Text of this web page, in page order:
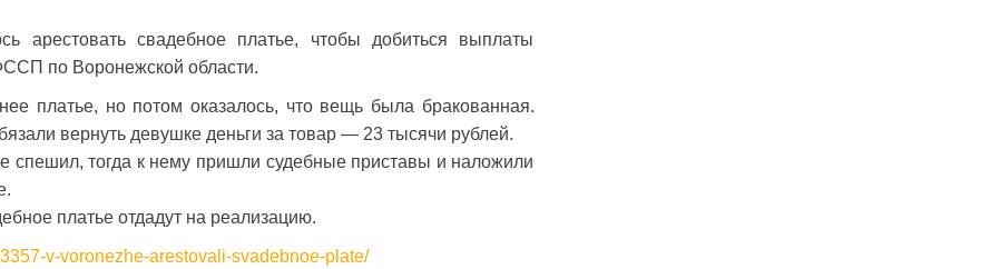
арестовать свадебное платье, чтобы добиться выплаты
по Воронежской области.
платье, но потом оказалось, что вещь была бракованная.
вернуть девушке деньги за товар — 23 тысячи рублей.
спешил, тогда к нему пришли судебные приставы и наложили
платье отдадут на реализацию.
v-voronezhe-arestovali-svadebnoe-plate/